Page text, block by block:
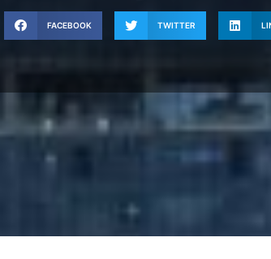
FACEBOOK TWITTER